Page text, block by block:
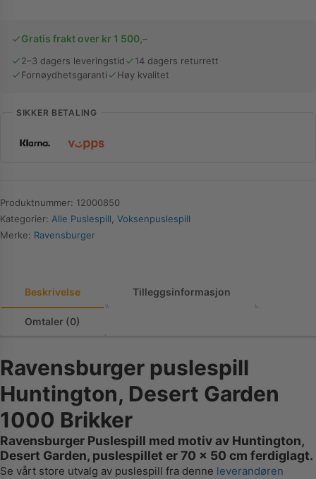
Desert
Garden
brikker
Gratis frakt over kr 1 500,–
2–3 dagers leveringstid
14 dagers returrett
Fornøydhetsgaranti
Høy kvalitet
SIKKER BETALING
Produktnummer: 12000850
Kategorier: Alle Puslespill Voksenpuslespill
Merke: Ravensburger
Beskrivelse Tilleggsinformasjon
Omtaler (0)
Ravensburger puslespill
Huntington, Desert Garden
1000 Brikker
Ravensburger Puslespill med motiv av Huntington,
Desert Garden, puslespillet er 70 x 50 cm ferdiglagt.
Se vårt store utvalg av puslespill fra denne leverandøren